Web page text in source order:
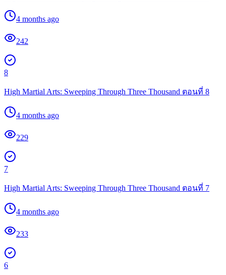
4 months ago
242
8
High Martial Arts: Sweeping Through Three Thousand ตอนที่ 8
4 months ago
229
7
High Martial Arts: Sweeping Through Three Thousand ตอนที่ 7
4 months ago
233
6